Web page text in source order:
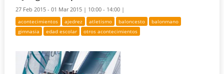
27 Feb 2015 - 01 Mar 2015 | 10:00 - 14:00 |
acontecimientos ajedrez atletismo baloncesto
balonmano
gimnasia
edad escolar otros acontecimientos